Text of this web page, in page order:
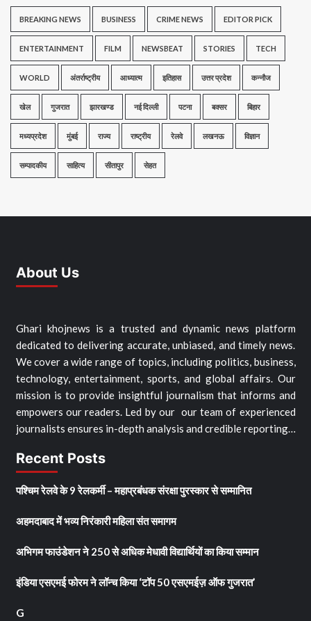
BREAKING NEWS BUSINESS CRIME NEWS EDITOR PICK
ENTERTAINMENT FILM NEWSBEAT STORIES TECH
WORLD अंतर्राष्ट्रीय आध्यात्म इतिहास उत्तर प्रदेश कन्नौज
खेल गुजरात झारखण्ड नई दिल्ली पटना बक्सर बिहार
मध्यप्रदेश मुंबई राज्य राष्ट्रीय रेलवे लखनऊ विज्ञान
सम्पादकीय साहित्य सीतापुर सेहत
About Us
Ghari khojnews is a trusted and dynamic news platform
dedicated to delivering accurate, unbiased, and timely news.
We cover a wide range of topics, including politics, business,
technology, entertainment, sports, and global affairs. Our
mission is to provide insightful journalism that informs and
empowers our readers. Led by our our team of experienced
journalists ensures in-depth analysis and credible reporting…
Recent Posts
पश्चिम रेलवे के 9 रेलकर्मी – महाप्रबंधक संरक्षा पुरस्कार से सम्मानित
अहमदाबाद में भव्य निरंकारी महिला संत समागम
अभिगम फाउंडेशन ने 250 से अधिक मेधावी विद्यार्थियों का किया सम्मान
इंडिया एसएमई फोरम ने लॉन्च किया ‘टॉप 50 एसएमईज़ ऑफ गुजरात’
G